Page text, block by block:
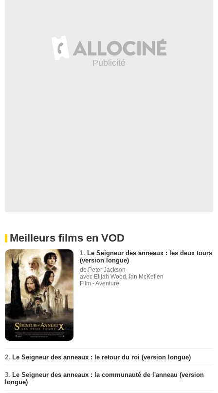
Meilleurs films en VOD
1. Le Seigneur des anneaux : les deux tours
(version longue)
de Peter Jackson
avec Elijah Wood, Ian McKellen
Film - Aventure
2. Le Seigneur des anneaux : le retour du roi (version longue)
3. Le Seigneur des anneaux : la communauté de l'anneau (version
longue)